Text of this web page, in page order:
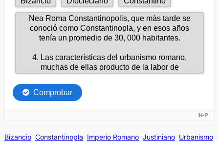
Bizancio Constantinopla Imperio Romano Justiniano Urbanismo